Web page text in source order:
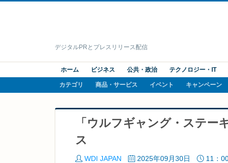
デジタルPRとプレスリリース配信
ホーム ビジネス 公共・政治 テクノロジー・IT
カテゴリ 商品・サービス イベント キャンペーン
「ウルフギャング・ステ
ス
WDI JAPAN 2025年09月30日 11：